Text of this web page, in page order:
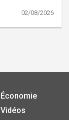
02/08/2026
Économie
Vidéos